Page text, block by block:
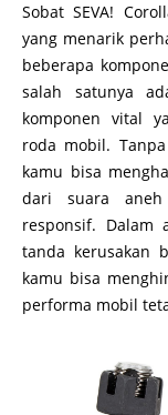
Sobat SEVA!
yang menarik
beberapa
salah satunya
komponen vital
roda mobil.
kamu bisa
dari suara
responsif. Dalam
tanda kerusakan
kamu bisa
performa mobil